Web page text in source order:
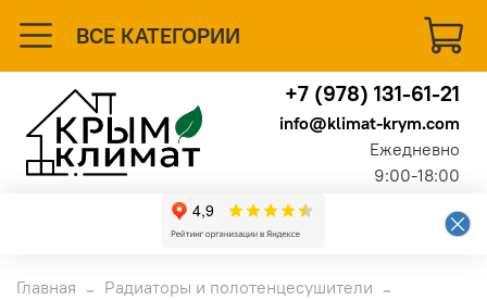
ВСЕ КАТЕГОРИИ
+7 (978) 131-61-21
info@klimat-krym.com
Ежедневно
9:00-18:00
Главная
Радиаторы и полотенцесушители